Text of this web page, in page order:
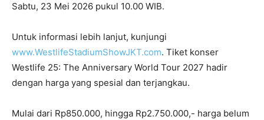
Sabtu, 23 Mei 2026 pukul 10.00 WIB.
Untuk informasi lebih lanjut, kunjungi
www.WestlifeStadiumShowJKT.com. Tiket konser
Westlife 25: The Anniversary World Tour 2027 hadir
dengan harga yang spesial dan terjangkau.
Mulai dari Rp850.000, hingga Rp2.750.000,- harga belum